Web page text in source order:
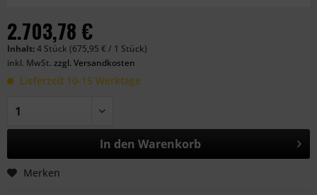
2.703,78 €
Inhalt:4 Stück (675,95 € / 1 Stück)
inkl. MwSt. zzgl. Versandkosten
Lieferzeit 10-15 Werktage
In den Warenkorb
Merken